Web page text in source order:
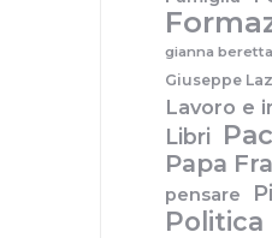
gianna
Giuseppe
Lavoro e
Libri
Papa
pensare
Politica